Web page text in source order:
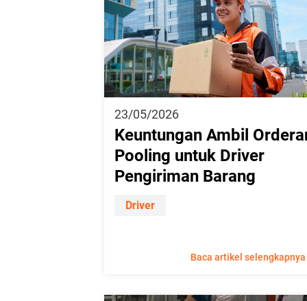
23/05/2026
Keuntungan Ambil
Pooling untuk Driver
Pengiriman Barang
Driver
Baca artikel selengkapnya